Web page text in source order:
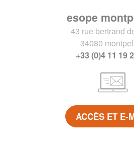
esope
43 rue bertrand
34080
+33 (0)4 11 19
ACCÈS ET E-